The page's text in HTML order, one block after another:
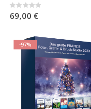
Rating:
0%
69,00 €
-97%